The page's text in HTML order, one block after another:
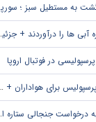
؛ سورپرایز بزرگ در راه است ؟ + جزئیات
ها را درآوردند + جزئیات
در فوتبال اروپا
برای هواداران + جزئیات
جنجالی ستاره استقلال + جزئیات